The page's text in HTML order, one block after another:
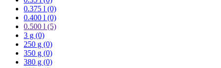
0.375 l (0)
0.400 l (0)
0.500 l (5)
3 g (0)
250 g (0)
350 g (0)
380 g (0)